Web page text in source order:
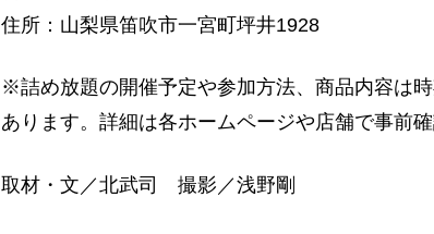
住所：山梨県笛吹市一宮町坪井1928
※詰め放題の開催予定や参加方法、商品内容は
あります。詳細は各ホームページや店舗で事前
取材・文／北武司 撮影／浅野剛